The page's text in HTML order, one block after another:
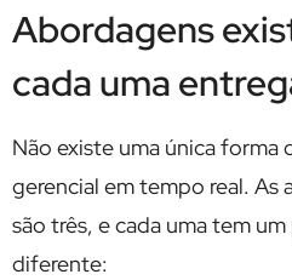
Abordagens
cada uma
Não existe uma única
gerencial em tempo real. As
são três, e cada uma tem
diferente: